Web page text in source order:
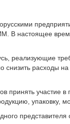
В настоящее
реализующие
снизить расходы
принять участие